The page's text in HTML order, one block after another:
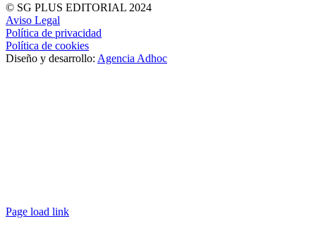
© SG PLUS EDITORIAL 2024
Aviso Legal
Política de privacidad
Política de cookies
Diseño y desarrollo: Agencia Adhoc
Page load link